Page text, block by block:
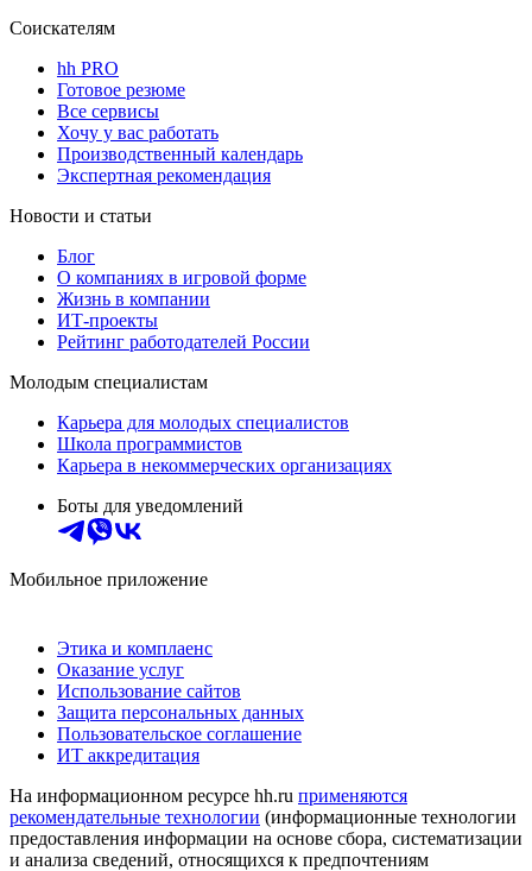
Соискателям
hh PRO
Готовое резюме
Все сервисы
Хочу у вас работать
Производственный календарь
Экспертная рекомендация
Новости и статьи
Блог
О компаниях в игровой форме
Жизнь в компании
ИТ-проекты
Рейтинг работодателей России
Молодым специалистам
Карьера для молодых специалистов
Школа программистов
Карьера в некоммерческих организациях
Боты для уведомлений
Мобильное приложение
Этика и комплаенс
Оказание услуг
Использование сайтов
Защита персональных данных
Пользовательское соглашение
ИТ аккредитация
На информационном ресурсе hh.ru применяются
рекомендательные технологии (информационные технологии
предоставления информации на основе сбора, систематизации
и анализа сведений, относящихся к предпочтениям